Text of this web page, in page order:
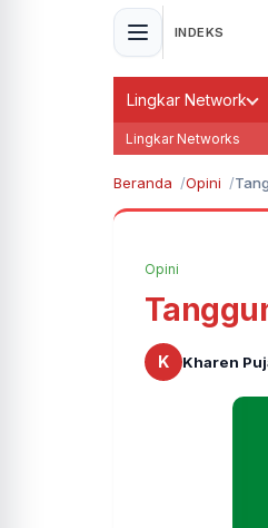
INDEKS
Lingkar Network
Lingkar Networks
Beranda Opini
Opini
K Kharen